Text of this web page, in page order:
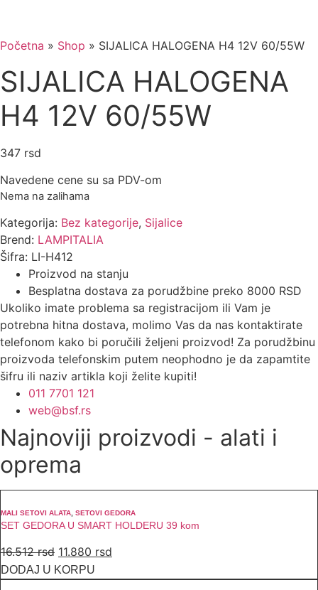
Početna » Shop » SIJALICA HALOGENA H4 12V 60/55W
SIJALICA HALOGENA
H4 12V 60/55W
347 rsd
Navedene cene su sa PDV-om
Nema na zalihama
Kategorija: Bez kategorije, Sijalice
Brend: LAMPITALIA
Šifra: LI-H412
Proizvod na stanju
Besplatna dostava za porudžbine preko 8000 RSD
Ukoliko imate problema sa registracijom ili Vam je
potrebna hitna dostava, molimo Vas da nas kontaktirate
telefonom kako bi poručili željeni proizvod! Za porudžbinu
proizvoda telefonskim putem neophodno je da zapamtite
šifru ili naziv artikla koji želite kupiti!
011 7701 121
web@bsf.rs
Najnoviji proizvodi - alati i
oprema
MALI SETOVI ALATA, SETOVI GEDORA
SET GEDORA U SMART HOLDERU 39 kom
16.512rsd Originalna
cena
11.880 rsd
DODAJ U KORPU